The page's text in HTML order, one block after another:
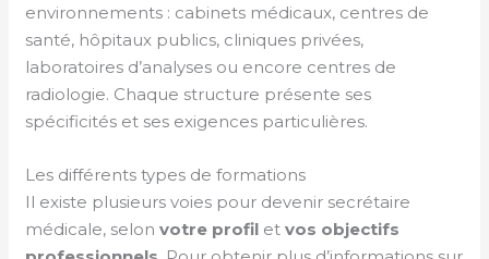
environnements : cabinets médicaux, centres de
santé, hôpitaux publics, cliniques privées,
laboratoires d’analyses ou encore centres de
radiologie. Chaque structure présente ses
spécificités et ses exigences particulières.
Les différents types de formations
Il existe plusieurs voies pour devenir secrétaire
médicale, selonvotre profil et vos objectifs